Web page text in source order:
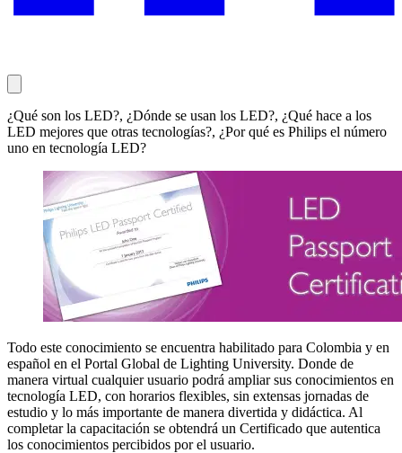
¿Qué son los LED?, ¿Dónde se usan los LED?, ¿Qué hace a los
LED mejores que otras tecnologías?, ¿Por qué es Philips el número
uno en tecnología LED?
Todo este conocimiento se encuentra habilitado para Colombia y en
español en el Portal Global de Lighting University. Donde de
manera virtual cualquier usuario podrá ampliar sus conocimientos en
tecnología LED, con horarios flexibles, sin extensas jornadas de
estudio y lo más importante de manera divertida y didáctica. Al
completar la capacitación se obtendrá un Certificado que autentica
los conocimientos percibidos por el usuario.